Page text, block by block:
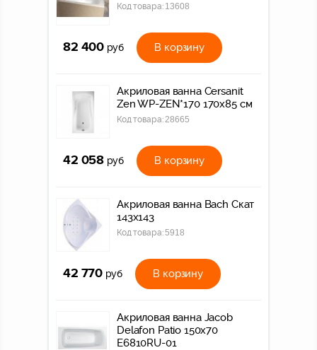
Код товара: 13608
82 400 руб В корзину
Акриловая ванна Cersanit
Zen WP-ZEN*170 170x85 см
Код товара: 28665
42 058 руб В корзину
Акриловая ванна Bach Скат
143х143
Код товара:5918
42 770 руб В корзину
Акриловая ванна Jacob
Delafon Patio 150x70
E6810RU-01